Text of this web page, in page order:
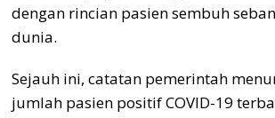
dengan rincian pasien sembuh
dunia.
Sejauh ini, catatan pemerintah
jumlah pasien positif COVID-19